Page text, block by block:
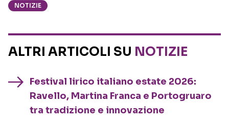
NOTIZIE
ALTRI ARTICOLI SU NOTIZIE
Festival lirico italiano estate 2026:
Ravello, Martina Franca e Portogruaro
tra tradizione e innovazione